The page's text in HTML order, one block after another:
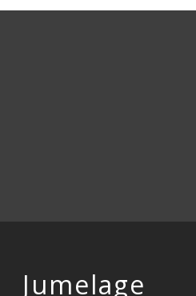
Jumelage